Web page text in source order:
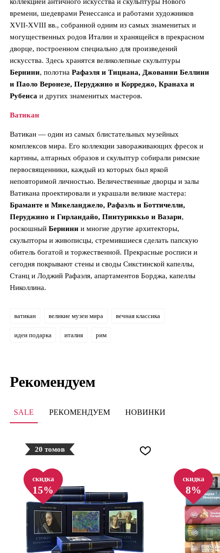
времени, шедеврами Ренессанса и работами художников
XVII-XVIII вв., собранной одним из самых знаменитых и
могущественных родов Италии и хранящейся в прекрасном
дворце, построенном специально для произведений
искусства. Здесь хранятся великолепные скульптуры
Бернини, полотна Рафаэля и Тициана, Джованни Беллини
и Паоло Веронезе, Перуджино и Корреджо, Кранаха и
Рубенса и других знаменитых мастеров.
Ватикан
Ватикан — один из самых блистательных музейных
комплексов мира. Его коллекции завораживающих фресок и
картины, алтарных образов и скульптур собирали римские
первосвященники, каждый из которых был яркой
неповторимой личностью. Величественные дворцы и залы
Ватикана проек­тировали и украшали великие мастера:
Браманте и Микеланджело, Рафаэль и Боттичелли,
Перуджино и Гирландайо, Пинтуриккьо и Вазари,
роскошный Бернини и многие другие архитекторы,
скульпторы и живописцы, стремившиеся сделать папскую
обитель богатой и торжественной. Прекрасные росписи и
сегодня покрывают стены и своды Сикстинской капеллы,
Станц и Лоджий Ра­фаэля, апартаментов Борджа, капеллы
Николлина.
ватикан великие музеи мира вечная классика
идеи подарка италия рим
Рекомендуем
SALE РЕКОМЕНДУЕМ НОВИНКИ
20 томов
скидка
15%
скидка
8%